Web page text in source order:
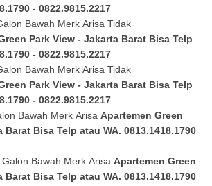
- 0822.9815.2217
Bawah Merk Arisa Tidak
Park View - Jakarta Barat Bisa Telp
- 0822.9815.2217
Bawah Merk Arisa Tidak
Park View - Jakarta Barat Bisa Telp
- 0822.9815.2217
Bawah Merk Arisa Apartemen Green
Barat Bisa Telp atau WA. 0813.1418.1790
Bawah Merk Arisa Apartemen Green
Barat Bisa Telp atau WA. 0813.1418.1790